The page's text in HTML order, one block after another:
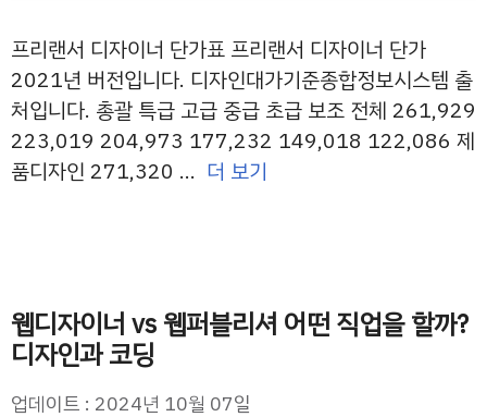
프리랜서 디자이너 단가표 프리랜서 디자이너 단가
2021년 버전입니다. 디자인대가기준종합정보시스템 출
처입니다. 총괄 특급 고급 중급 초급 보조 전체 261,929
223,019 204,973 177,232 149,018 122,086 제
품디자인 271,320 … 더 보기
웹디자이너 vs 웹퍼블리셔 어떤 직업을 할까?
디자인과 코딩
업데이트 : 2024년 10월 07일